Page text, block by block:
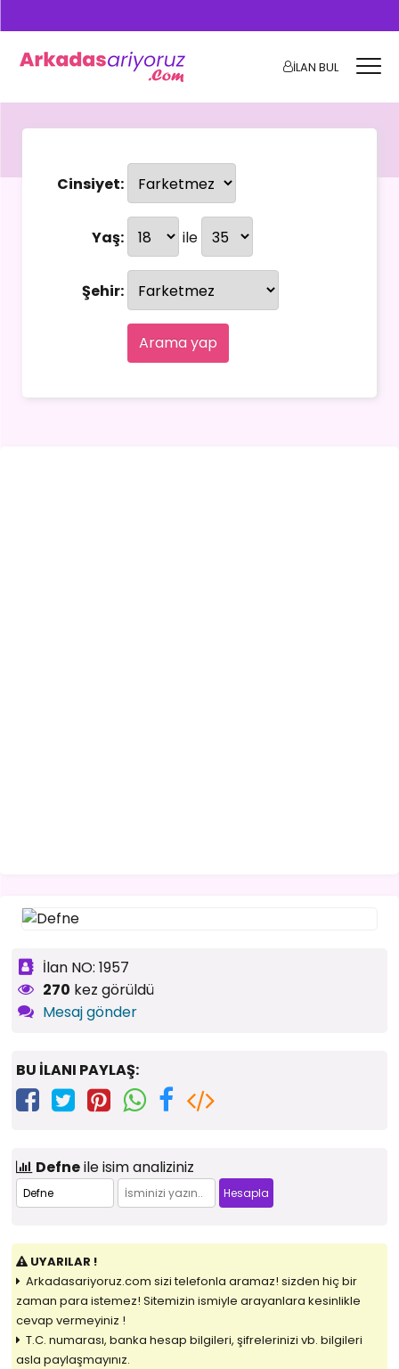
İLAN BUL
Cinsiyet:
Yaş: ile
Şehir:
Arama yap
İlan NO: 1957
270 kez görüldü
Mesaj gönder
BU İLANI PAYLAŞ:
Defneile isim analiziniz
UYARILAR !
Arkadasariyoruz.com sizi telefonla aramaz! sizden hiç bir
zaman para istemez! Sitemizin ismiyle arayanlara kesinlikle
cevap vermeyiniz !
T.C. numarası, banka hesap bilgileri, şifrelerinizi vb. bilgileri
asla paylaşmayınız.